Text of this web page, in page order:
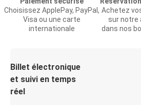
Choisissez ApplePay, PayPal,
Visa ou une carte
internationale
Achetez
sur notre
dans nos
Billet électronique
et suivi en temps
réel